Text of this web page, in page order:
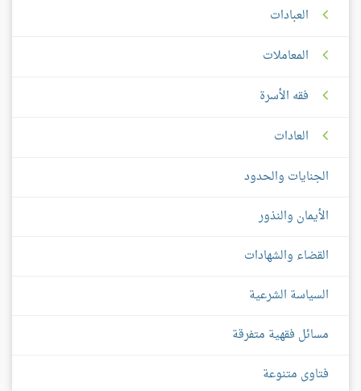
العبادات
المعاملات
فقه الأسرة
العادات
الجنايات والحدود
الأيمان والنذور
القضاء والشهادات
السياسة الشرعية
مسائل فقهية متفرقة
فتاوى متنوعة